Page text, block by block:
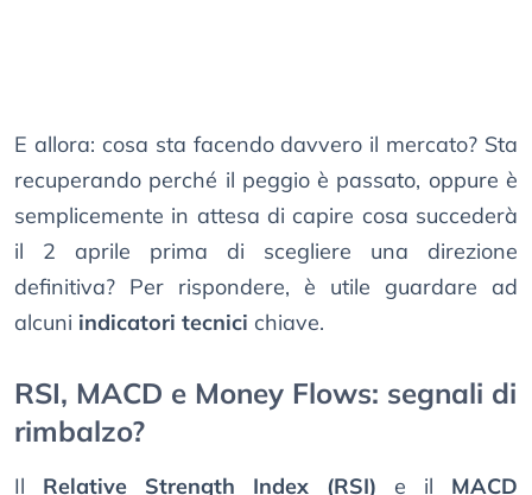
E allora: cosa sta facendo davvero il mercato? Sta
recuperando perché il peggio è passato, oppure è
semplicemente in attesa di capire cosa succederà
il 2 aprile prima di scegliere una direzione
definitiva? Per rispondere, è utile guardare ad
alcuni indicatori tecnici chiave.
RSI, MACD e Money Flows: segnali di
rimbalzo?
Il Relative Strength Index (RSI) e il MACD